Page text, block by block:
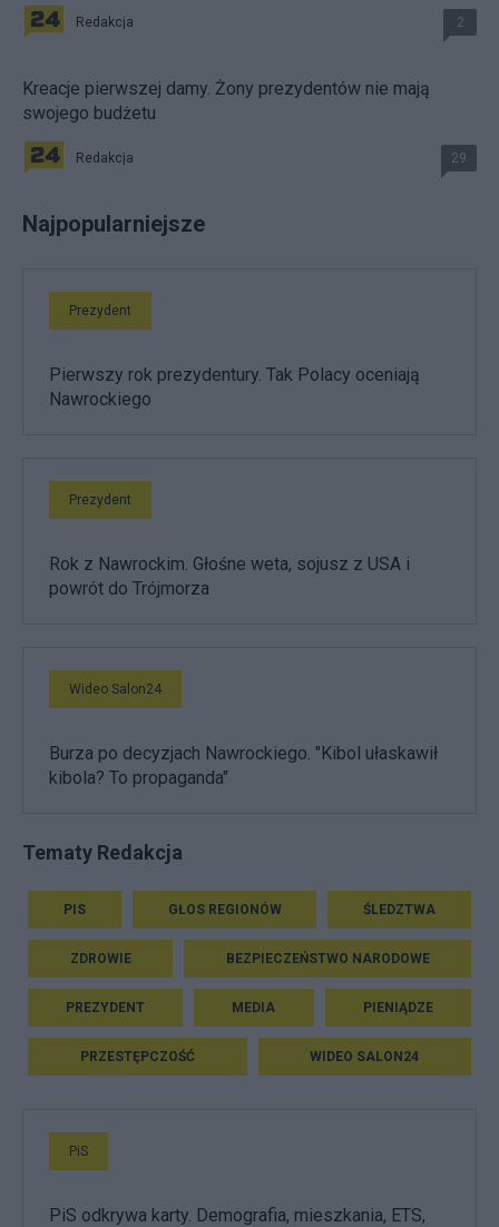
Redakcja 2
Kreacje pierwszej damy. Żony prezydentów nie mają
swojego budżetu
Redakcja 29
Najpopularniejsze
Prezydent
Pierwszy rok prezydentury. Tak Polacy oceniają
Nawrockiego
Prezydent
Rok z Nawrockim. Głośne weta, sojusz z USA i
powrót do Trójmorza
Wideo Salon24
Burza po decyzjach Nawrockiego. "Kibol ułaskawił
kibola? To propaganda"
Tematy Redakcja
PIS GŁOS REGIONÓW ŚLEDZTWA
ZDROWIE BEZPIECZEŃSTWO NARODOWE
PREZYDENT MEDIA PIENIĄDZE
PRZESTĘPCZOŚĆ WIDEO SALON24
PiS
PiS odkrywa karty. Demografia, mieszkania, ETS,